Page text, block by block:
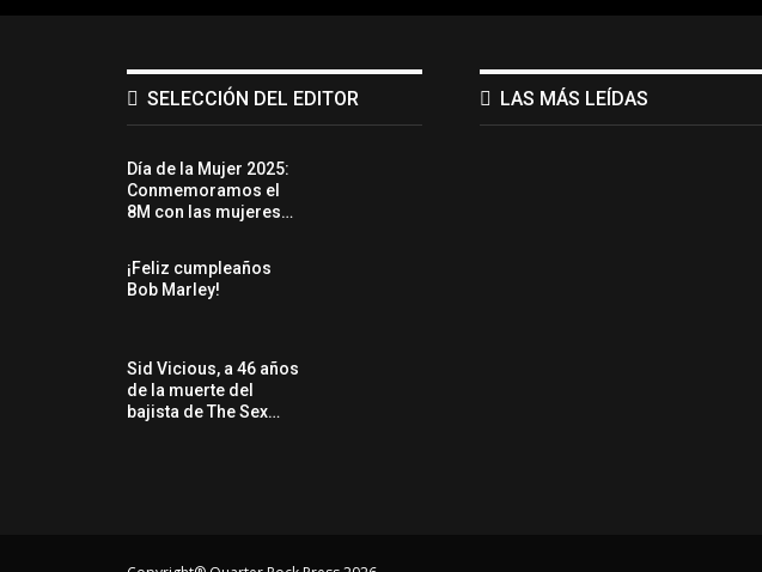
SELECCIÓN DEL EDITOR
Día de la Mujer 2025:
Conmemoramos el
8M con las mujeres…
¡Feliz cumpleaños
Bob Marley!
Sid Vicious, a 46 años
de la muerte del
bajista de The Sex…
LAS MÁS LEÍDAS